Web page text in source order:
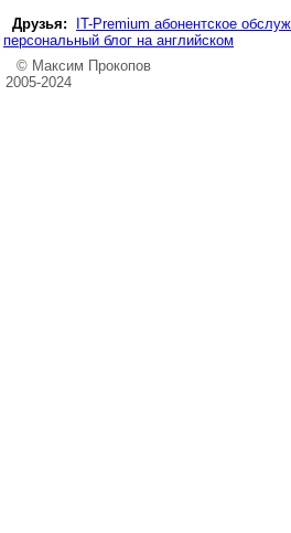
Друзья:
IT-Premium абонентское
персональный блог на английском
© Максим Прокопов
2005-2024